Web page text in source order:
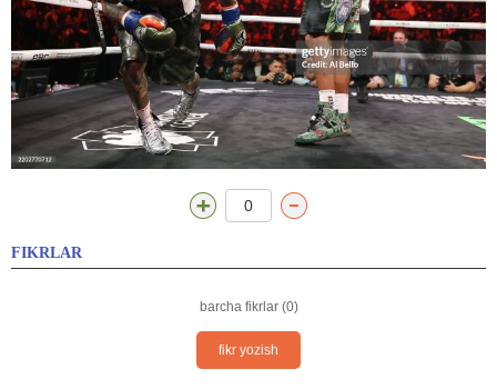
0
FIKRLAR
barcha fikrlar (0)
fikr yozish